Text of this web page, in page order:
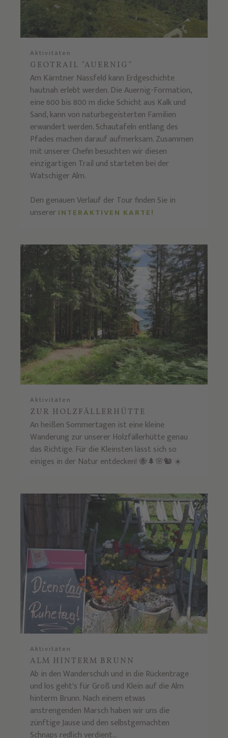
Aktivitäten
GEOTRAIL "AUERNIG"
Am Kärntner Nassfeld kann Erdgeschichte
hautnah erlebt werden. Die Auernig-Formation,
eine 600 bis 800 m dicke Schicht aus Kalk und
Sand, kann von naturbegeisterten Familien
erwandert werden. Schautafeln entlang des
Pfades machen darauf aufmerksam. Zusammen
mit unserer Chefin besuchten wir diesen
einzigartigen Trail und starteten bei der
Watschiger Alm.
Den genauen Verlauf der Tour finden Sie in
unserer INTERAKTIVEN KARTE!
Aktivitäten
ZUR HOLZFÄLLERHÜTTE
An heißen Sommertagen ist eine kleine
Wanderung zur unserer Holzfällerhütte genau
das Richtige. Für die Kleinsten lässt sich so
einiges in der Natur entdecken! 🐝🌲🌸🐿 ☀️
Aktivitäten
ALM HINTERM BRUNN
Ab in den Wanderschuh und in die Rückentrage
und los geht's für Groß und Klein auf die Alm
hinterm Brunn. Nach einem etwas
anstrengenden Marsch haben wir uns die
zünftige Jause und den selbstgemachten